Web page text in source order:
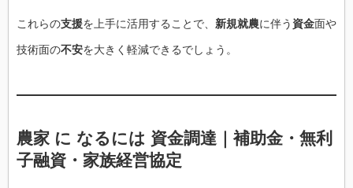
これらの支援を上手に活用することで、 新規就農に伴う 資金面や
技術面の不安を大きく軽減できるでしょう。
農家 に なるには 資金調達｜補助金・無利
子融資・家族経営協定